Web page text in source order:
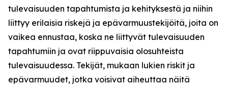
tulevaisuuden tapahtumista ja kehityksestä ja niihin
liittyy erilaisia riskejä ja epävarmuustekijöitä, joita on
vaikea ennustaa, koska ne liittyvät tulevaisuuden
tapahtumiin ja ovat riippuvaisia olosuhteista
tulevaisuudessa. Tekijät, mukaan lukien riskit ja
epävarmuudet, jotka voisivat aiheuttaa näitä